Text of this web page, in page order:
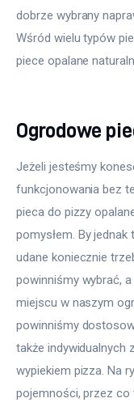
dobrze wybrany
Wśród wielu typów
piece opalane
Ogrodowe
Jeżeli jesteśmy
funkcjonowania bez
pieca do pizzy
pomysłem. By
udane koniecznie
powinniśmy wybrać,
miejscu w naszym
powinniśmy
także indywidualnych
wypiekiem pizza. Na
pojemności, przez co